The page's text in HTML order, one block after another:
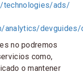
technologies/ads/
analytics/
no podremos
como,
o mantener